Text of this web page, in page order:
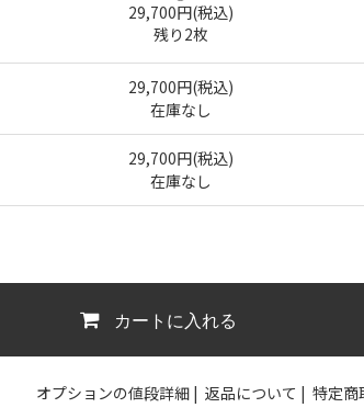
29,700円(税込)
残り2枚
29,700円(税込)
在庫なし
29,700円(税込)
在庫なし
カートに入れる
オプションの値段詳細 | 返品について | 特定商